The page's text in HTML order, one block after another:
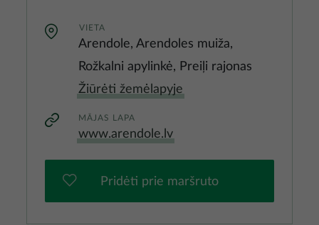
VIETA
Arendole, Arendoles muiža,
Rožkalni apylinkė, Preiļi rajonas
Žiūrėti žemėlapyje
MĀJAS LAPA
www.arendole.lv
Pridėti prie maršruto